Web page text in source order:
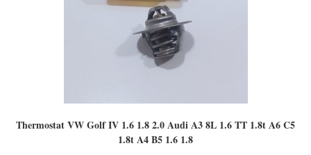
Thermostat VW Golf IV 1.6 1.8 2.0 Audi A3 8L 1.6 TT 1.8t A6 C5
1.8t A4 B5 1.6 1.8